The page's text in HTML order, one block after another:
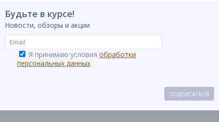
Будьте в курсе!
Новости, обзоры и акции
Я принимаю условия обработки
персональных данных
ПОДПИСАТЬСЯ